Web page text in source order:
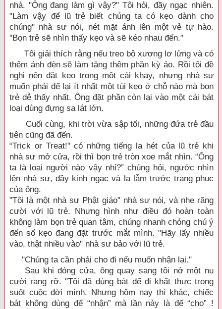
nhà. "Ông đang làm gì vậy?" Tôi hỏi, đầy ngạc nhiên.
"Làm vậy để lũ trẻ biết chúng ta có kẹo dành cho
chúng" nhà sư nói, nét mặt ánh lên một vẻ tự hào.
"Bọn trẻ sẽ nhìn thấy kẹo và sẽ kéo nhau đến."
Tôi giải thích rằng nếu treo bộ xương lơ lửng và có
thêm ánh đèn sẽ làm tăng thêm phần kỳ ảo. Rồi tôi đề
nghị nên đặt kẹo trong một cái khay, nhưng nhà sư
muốn phải để lại ít nhất một túi kẹo ở chỗ nào mà bọn
trẻ dễ thấy nhất. Ông đặt phần còn lại vào một cái bát
loại dùng đựng sa lát lớn.
Cuối cùng, khi trời vừa sập tối, những đứa trẻ đầu
tiên cũng đã đến.
“Trick or Treat!" có những tiếng la hét của lũ trẻ khi
nhà sư mở cửa, rồi thì bọn trẻ tròn xoe mắt nhìn. “Ông
ta là loại người nào vậy nhỉ?” chúng hỏi, ngước nhìn
lên nhà sư, đầy kinh ngạc và lạ lẫm trước trang phục
của ông.
"Tôi là một nhà sư Phật giáo" nhà sư nói, và nhe răng
cười với lũ trẻ. Nhưng hình như điều đó hoàn toàn
không làm bọn trẻ quan tâm, chúng nhanh chóng chú ý
đến số kẹo đang đặt trước mắt mình. "Hãy lấy nhiều
vào, thật nhiều vào" nhà sư bảo với lũ trẻ.
"Chúng ta cần phải cho đi nếu muốn nhận lại."
Sau khi đóng cửa, ông quay sang tôi nở một nụ
cười rạng rỡ. "Tôi đã dùng bát để đi khất thực trong
suốt cuộc đời mình. Nhưng hôm nay thì khác, chiếc
bát không dùng để “nhận” mà lần này là để “cho” !